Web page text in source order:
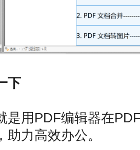
下
是用PDF编辑器在
助力高效办公。